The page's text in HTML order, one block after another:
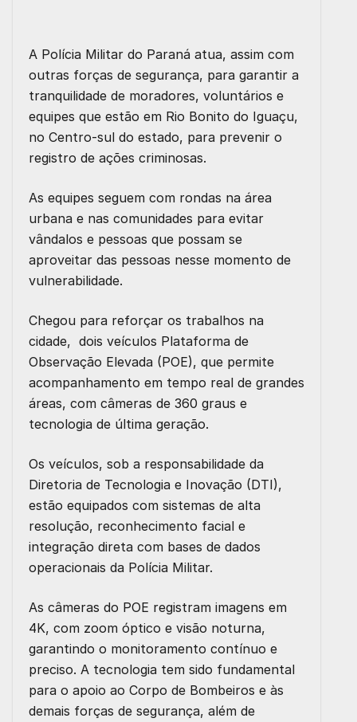
A Polícia Militar do Paraná atua, assim com
outras forças de segurança, para garantir a
tranquilidade de moradores, voluntários e
equipes que estão em Rio Bonito do Iguaçu,
no Centro-sul do estado, para prevenir o
registro de ações criminosas.
As equipes seguem com rondas na área
urbana e nas comunidades para evitar
vândalos e pessoas que possam se
aproveitar das pessoas nesse momento de
vulnerabilidade.
Chegou para reforçar os trabalhos na
cidade, dois veículos Plataforma de
Observação Elevada (POE), que permite
acompanhamento em tempo real de grandes
áreas, com câmeras de 360 graus e
tecnologia de última geração.
Os veículos, sob a responsabilidade da
Diretoria de Tecnologia e Inovação (DTI),
estão equipados com sistemas de alta
resolução, reconhecimento facial e
integração direta com bases de dados
operacionais da Polícia Militar.
As câmeras do POE registram imagens em
4K, com zoom óptico e visão noturna,
garantindo o monitoramento contínuo e
preciso. A tecnologia tem sido fundamental
para o apoio ao Corpo de Bombeiros e às
demais forças de segurança, além de